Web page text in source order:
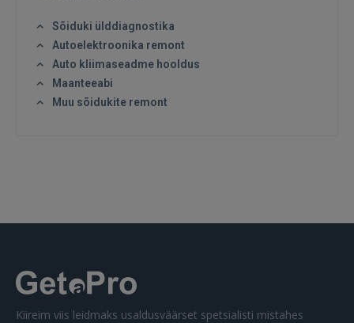
Unustasite parooli?
Sõiduki ülddiagnostika
Autoelektroonika remont
Auto kliimaseadme hooldus
Maanteeabi
Muu sõidukite remont
Kiireim viis leidmaks usaldusväärset spetsialisti mistahes